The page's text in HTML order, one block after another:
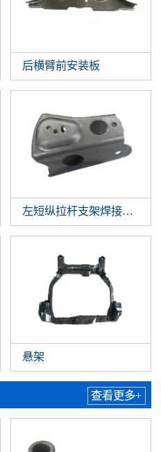
后横臂前安装板
左短纵拉杆支架焊接总成
悬架
查看更多+